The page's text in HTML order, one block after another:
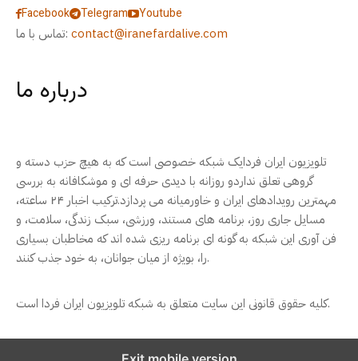
Facebook Telegram
Youtube
تماس با ما: contact@iranefardalive.com
درباره ما
تلویزیون ایران فردایک شبکه خصوصی است که به هیچ حزب دسته و
گروهی تعلق نداردو روزانه با دیدی حرفه ای و موشکافانه به بررسی
مهمترین رویدادهای ایران و خاورمیانه می پردازد.ترکیب اخبار ۲۴ ساعته،
مسایل جاری روز، برنامه های مستند، ورزشی، سبک زندگی، سلامت، و
فن آوری این شبکه به گونه ای برنامه ریزی شده اند که مخاطبان بسیاری
را، بویژه از میان جوانان، به خود جذب کنند.
کلیه حقوق قانونی این سایت متعلق به شبکه تلویزیون ایران فردا است.